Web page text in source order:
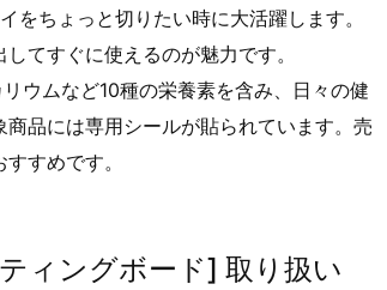
ちょっと切りたい時に大活躍します。
てすぐに使えるのが魅力です。
ウムなど10種の栄養素を含み、日々の健
品には専用シールが貼られています。売
すめです。
ィングボード] 取り扱い